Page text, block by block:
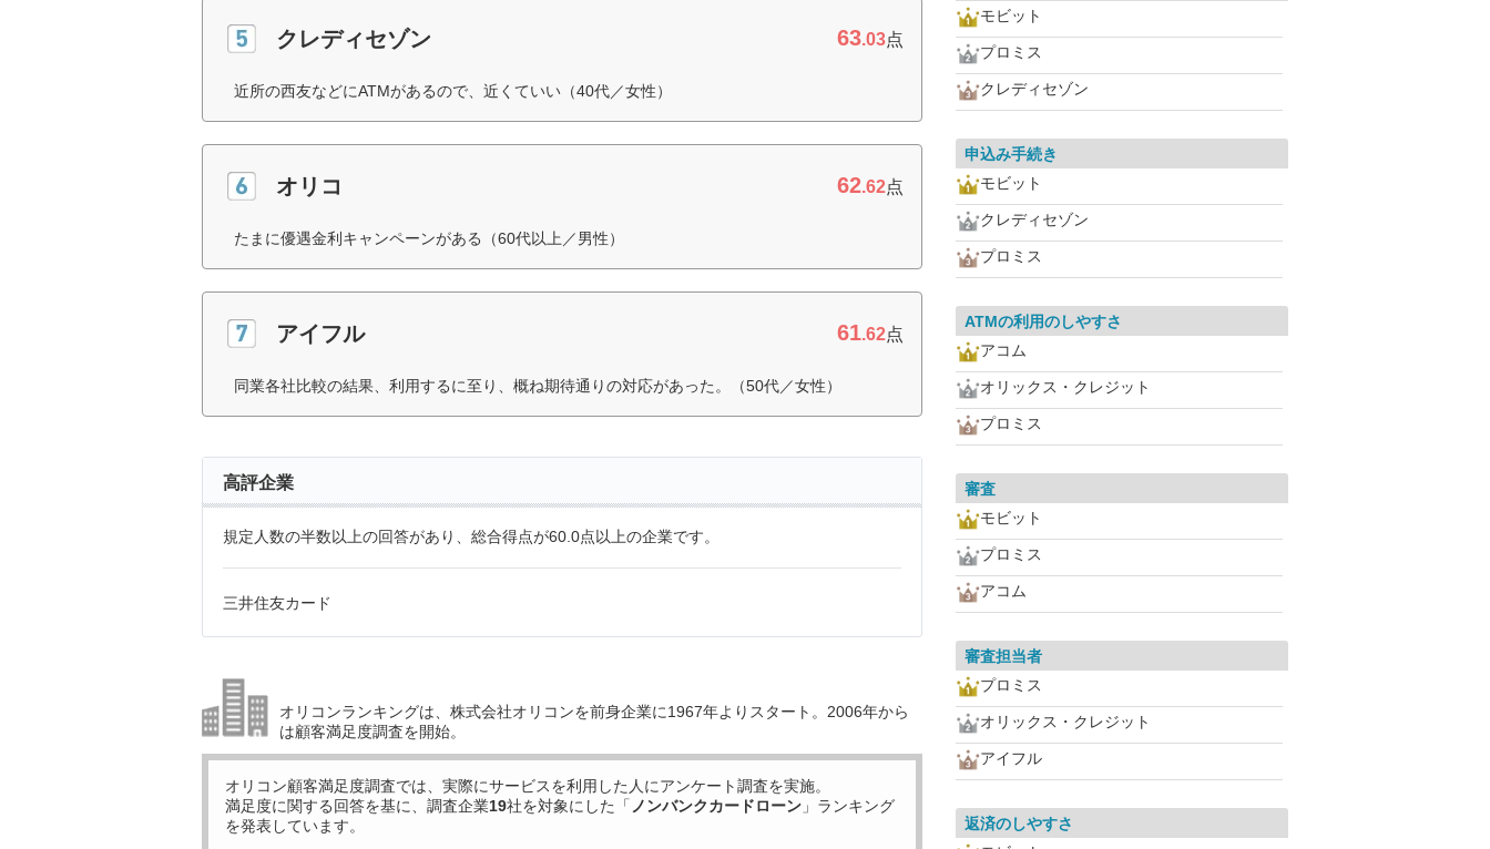
クレディセゾン 63.03点
近所の西友などにATMがあるので、近くていい（40代／女性）
オリコ 62.62点
たまに優遇金利キャンペーンがある（60代以上／男性）
アイフル 61.62点
同業各社比較の結果、利用するに至り、概ね期待通りの対応があった。（50代／女性）
高評企業
規定人数の半数以上の回答があり、総合得点が60.0点以上の企業です。
三井住友カード
オリコンランキングは、株式会社オリコンを前身企業に1967年よりスタート。2006年から
は顧客満足度調査を開始。
オリコン顧客満足度調査では、実際にサービスを利用した 人にアンケート調査を実施。
満足度に関する回答を基に、調査企業19社を対象にした「 ノンバンクカードローン 」ランキング
を発表しています。
モビット
プロミス
クレディセゾン
申込み手続き
モビット
クレディセゾン
プロミス
ATMの利用のしやすさ
アコム
オリックス・クレジット
プロミス
審査
モビット
プロミス
アコム
審査担当者
プロミス
オリックス・クレジット
アイフル
返済のしやすさ